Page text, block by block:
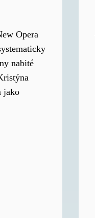
Opera
nabité
jako